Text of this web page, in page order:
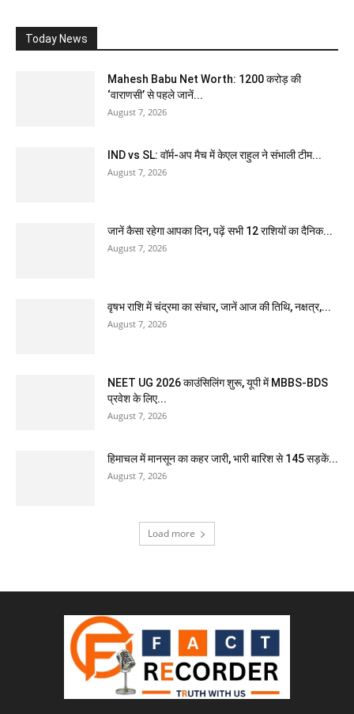
Today News
Mahesh Babu Net Worth: 1200 करोड़ की
‘वाराणसी’ से पहले जानें...
August 7, 2026
IND vs SL: वॉर्म-अप मैच में केएल राहुल ने संभाली टीम...
August 7, 2026
जानें कैसा रहेगा आपका दिन, पढ़ें सभी 12 राशियों का दैनिक...
August 7, 2026
वृषभ राशि में चंद्रमा का संचार, जानें आज की तिथि, नक्षत्र,...
August 7, 2026
NEET UG 2026 काउंसिलिंग शुरू, यूपी में MBBS-BDS
प्रवेश के लिए...
August 7, 2026
हिमाचल में मानसून का कहर जारी, भारी बारिश से 145 सड़कें...
August 7, 2026
Load more